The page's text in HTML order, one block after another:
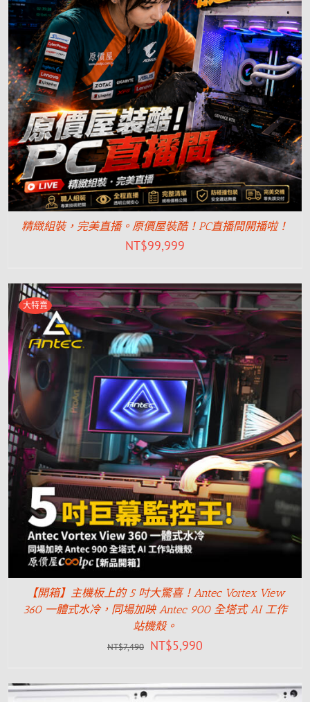
精緻組裝，完美直播。原價屋裝酷！PC直播間開播啦！
NT$99,999
大特賣
【開箱】主機板上的 5 吋大驚喜！Antec Vortex View
360 一體式水冷，同場加映 Antec 900 全塔式 AI 工作
站機殼。
NT$7,490 NT$5,990